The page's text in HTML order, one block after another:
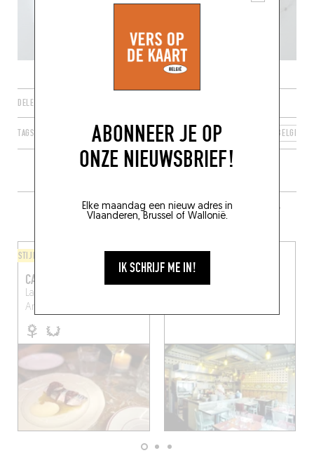
ABONNEER JE OP
ONZE NIEUWSBRIEF!
Elke maandag een nieuw adres in
Vlaanderen, Brussel of Wallonië.
IK SCHRIJF ME IN!
DELEN
TAGS ANTWERPEN VLAAMS GEWEST VLAANDEREN BELGIË
MEER RESTAURANTS IN DE BUURT
STIJL VAN DE CHEF
CAFÉ COMMERCIAL
Lange Lobroekstraat 77
Antwerpen (2060)